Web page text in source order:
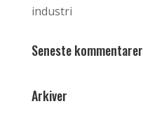
industri
Seneste kommentarer
Arkiver